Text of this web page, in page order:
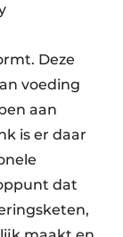
Deze
voeding
aan
is er daar
dat